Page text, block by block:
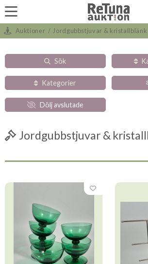
Auktioner / Jordgubbstjuvar & kristallblänk
Sök
Kategorier
Dölj avslutade
Jordgubbstjuvar &